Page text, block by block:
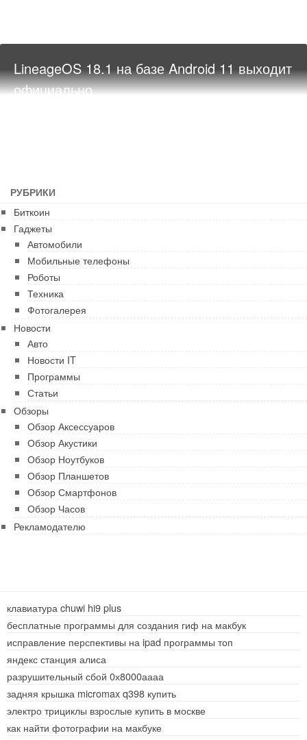
LineageOS 18.1 на базе Android 11 выходит
официально
РУБРИКИ
Биткоин
Гаджеты
Автомобили
Мобильные телефоны
Роботы
Техника
Фотогалерея
Новости
Авто
Новости IT
Программы
Статьи
Обзоры
Обзор Аксессуаров
Обзор Акустики
Обзор Ноутбуков
Обзор Планшетов
Обзор Смартфонов
Обзор Часов
Рекламодателю
клавиатура chuwi hi9 plus
бесплатные программы для создания гиф на макбук
исправление перспективы на ipad программы топ
яндекс станция алиса
разрушительный сбой 0х8000аааа
задняя крышка micromax q398 купить
электро трициклы взрослые купить в москве
как найти фотографии на макбуке